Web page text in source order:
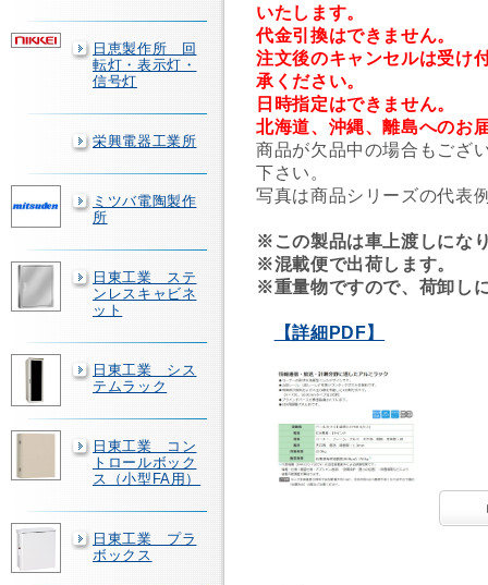
日恵製作所 回
転灯・表示灯・
信号灯
栄興電器工業所
ミツバ電陶製作
所
日東工業 ステ
ンレスキャビネ
ット
日東工業 シス
テムラック
日東工業 コン
トロールボック
ス（小型FA用）
日東工業 プラ
ボックス
いたします。
代金引換はできません。
注文後のキャンセルは受け
承ください。
日時指定はできません。
北海道、沖縄、離島へのお
商品が欠品中の場合もござ
下さい。
写真は商品シリーズの代表
※この製品は車上渡しにな
※混載便で出荷します。
※重量物ですので、荷卸し
【詳細PDF】